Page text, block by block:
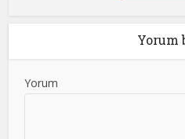
Yorum
Yorum